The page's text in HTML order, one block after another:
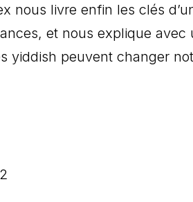
nous livre enfin les clés
et nous explique avec
yiddish peuvent changer